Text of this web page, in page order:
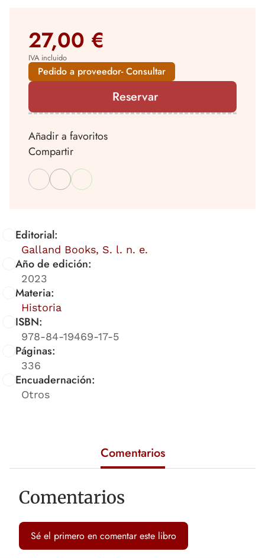
Editorial:
Galland Books, S. l. n. e.
Año de edición:
2023
Materia:
Historia
ISBN:
978-84-19469-17-5
Páginas:
336
Encuadernación:
Otros
27,00 €
IVA incluido
Pedido a proveedor- Consultar
Reservar
Añadir a favoritos
Compartir
Comentarios
Comentarios
Sé el primero en comentar este libro